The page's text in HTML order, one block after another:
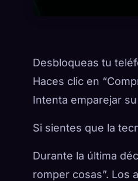
Desbloqueas tu
Haces clic en
Intenta emparejar
Si sientes que la
Durante la última
romper cosas”. Los